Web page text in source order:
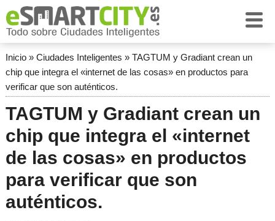
Inicio» Ciudades Inteligentes » TAGTUM y Gradiant crean un
chip que integra el «internet de las cosas» en productos para
verificar que son auténticos.
TAGTUM y Gradiant crean un
chip que integra el «internet
de las cosas» en productos
para verificar que son
auténticos.